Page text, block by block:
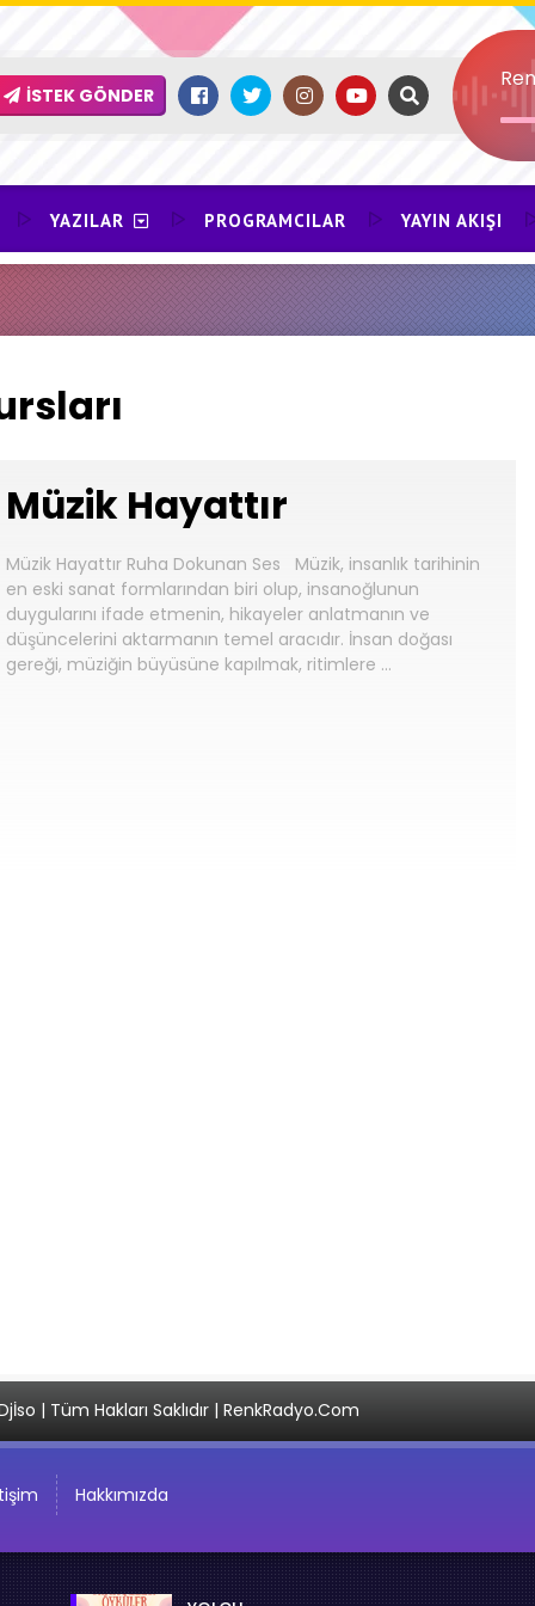
İSTEK GÖNDER
YAZILAR PROGRAMCILAR YAYIN AKIŞI
Müzik Hayattır
Müzik Hayattır Ruha Dokunan Ses Müzik, insanlık tarihinin
en eski sanat formlarından biri olup, insanoğlunun
duygularını ifade etmenin, hikayeler anlatmanın ve
düşüncelerini aktarmanın temel aracıdır. İnsan doğası
gereği, müziğin büyüsüne kapılmak, ritimlere …
| Tüm Hakları Saklıdır | RenkRadyo.Com
Hakkımızda